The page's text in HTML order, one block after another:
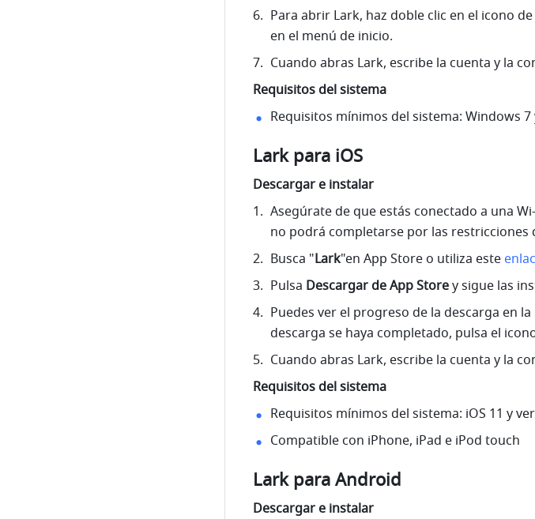
Para abrir Lark, haz doble clic en el icono
en el menú de inicio.
Cuando abras Lark, escribe la cuenta y la
Requisitos del sistema
Requisitos mínimos del sistema: Windows
Lark para iOS
Descargar e instalar
Asegúrate de que estás conectado a una
no podrá completarse por las restricciones
Busca "Lark"en App Store o utiliza este
Pulsa Descargar de App Store y sigue las
Puedes ver el progreso de la descarga en
descarga se haya completado, pulsa el
Cuando abras Lark, escribe la cuenta y la
Requisitos del sistema
Requisitos mínimos del sistema: iOS 11 y
Compatible con iPhone, iPad e iPod touch
Lark para Android
Descargar e instalar